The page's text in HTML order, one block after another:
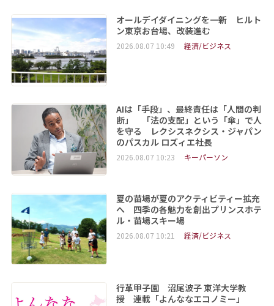
オールデイダイニングを一新 ヒルト
ン東京お台場、改装進む
2026.08.07 10:49 経済/ビジネス
AIは「手段」、最終責任は「人間の判
断」 「法の支配」という「傘」で人
を守る レクシスネクシス・ジャパン
のパスカル ロズィエ社長
2026.08.07 10:23 キーパーソン
夏の苗場が夏のアクティビティー拡充
へ 四季の各魅力を創出プリンスホテ
ル・苗場スキー場
2026.08.07 10:21 経済/ビジネス
行革甲子園 沼尾波子 東洋大学教
授 連載「よんななエコノミー」